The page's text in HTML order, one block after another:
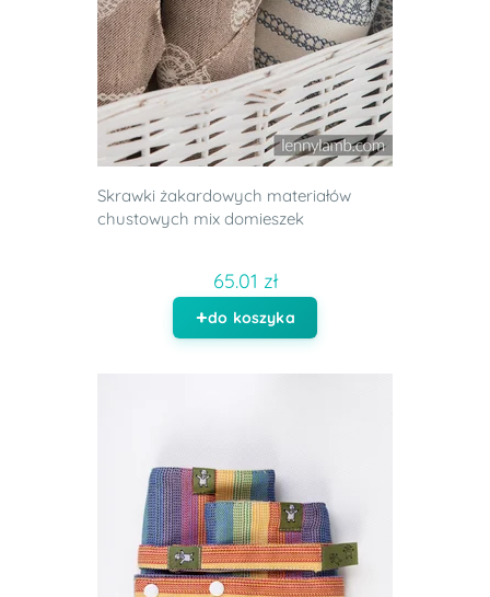
Skrawki żakardowych materiałów
chustowych mix domieszek
65.01 zł
do koszyka